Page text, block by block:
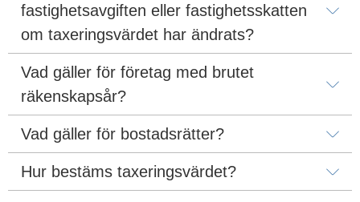
fastighetsavgiften eller fastighetsskatten
om taxeringsvärdet har ändrats?
Vad gäller för företag med brutet
räkenskapsår?
Vad gäller för bostadsrätter?
Hur bestäms taxeringsvärdet?